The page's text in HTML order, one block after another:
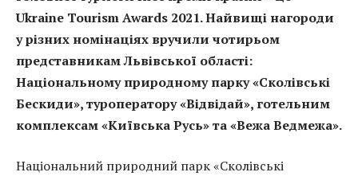
Ukraine Tourism Awards 2021. Найвищі нагороди
у різних номінаціях вручили чотирьом
представникам Львівської області:
Національному природному парку «Сколівські
Бескиди», туроператору «Відвідай», готельним
комплексам «Київська Русь» та «Вежа Ведмежа».
Національний природний парк «Сколівські